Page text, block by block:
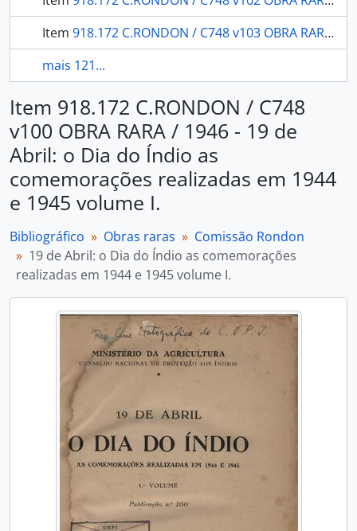
Item 918.172 C.RONDON / C748 v103 OBRA RARA / 1954 - Botânica: plantas do Brasil Central: (contribuição ao conhecimento da flora do Brasil).
mais 121...
Item 918.172 C.RONDON / C748
v100 OBRA RARA / 1946 - 19 de
Abril: o Dia do Índio as
comemorações realizadas em 1944
e 1945 volume I.
Bibliográfico Obras raras
Comissão Rondon
19 de Abril: o Dia do Índio as comemorações
realizadas em 1944 e 1945 volume I.